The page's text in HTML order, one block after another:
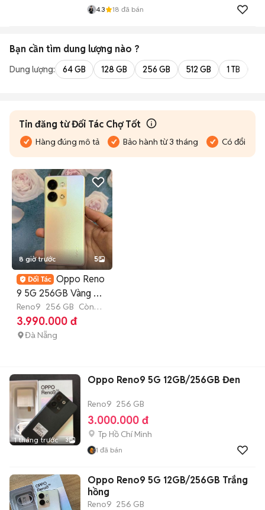
4.3 18 đã bán
Bạn cần tìm dung lượng nào ?
Dung lượng: 64 GB 128 GB 256 GB 512 GB 1 TB
Tin đăng từ Đối Tác Chợ Tốt
Hàng đúng mô tả Bảo hành từ 3 tháng Có đổi trả
8 giờ trước 5
Oppo Reno
9 5G 256GB Vàng BH
3th có trả góp
Reno9 256 GB Còn
bảo hành
3.990.000 đ
Đà Nẵng
1 tháng trước 3
Oppo Reno9 5G 12GB/256GB Đen
Reno9 256 GB
3.000.000 đ
Tp Hồ Chí Minh
1 đã bán
Oppo Reno9 5G 12GB/256GB Trắng
hồng
Reno9 256 GB